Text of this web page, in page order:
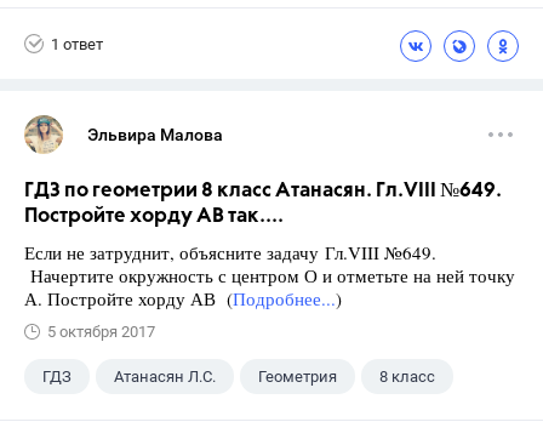
1 ответ
Эльвира Малова
ГДЗ по геометрии 8 класс Атанасян. Гл.VIII №649.
Постройте хорду АВ так....
Если не затруднит, объясните задачу Гл.VIII №649.
Начертите окружность с центром О и отметьте на ней точку
А. Постройте хорду АВ (Подробнее...)
5 октября 2017
ГДЗ Атанасян Л.С. Геометрия 8 класс